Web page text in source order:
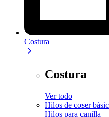
Costura
Costura
Ver todo
Hilos de coser
Hilos para canilla